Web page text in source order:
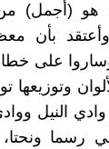
هو (أجمل)
بأن
على
وتوزيعها
وادي النيل
رسما